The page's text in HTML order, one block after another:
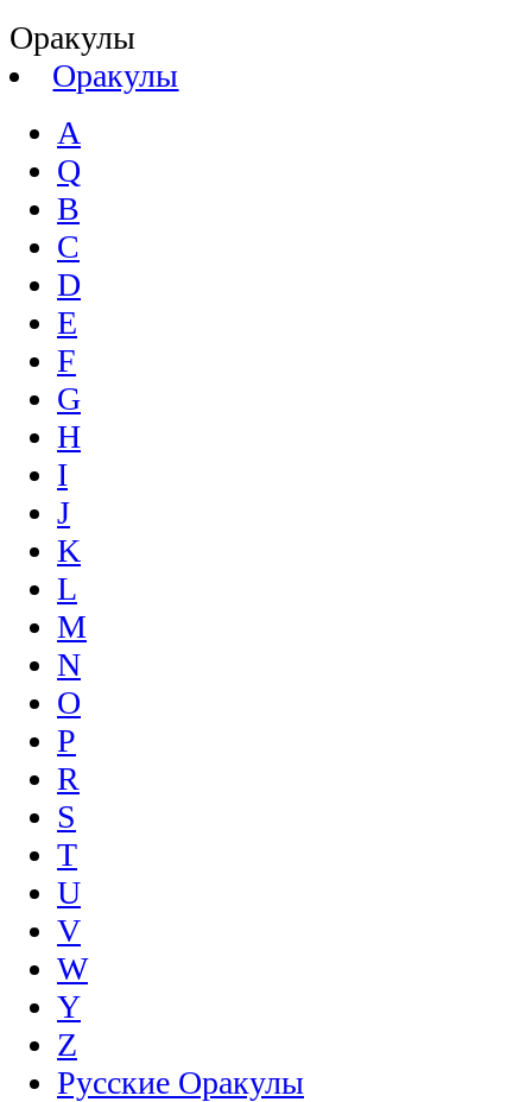
Оракулы
Оракулы
A
Q
B
C
D
E
F
G
H
I
J
K
L
M
N
O
P
R
S
T
U
V
W
Y
Z
Русские Оракулы